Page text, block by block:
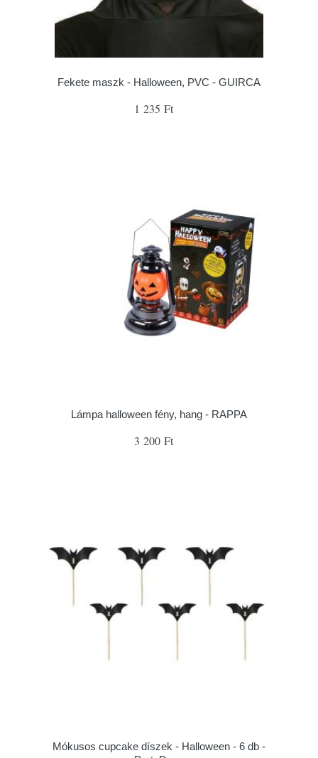
Fekete maszk - Halloween, PVC - GUIRCA
1 235 Ft
Lámpa halloween fény, hang - RAPPA
3 200 Ft
Mókusos cupcake díszek - Halloween - 6 db -